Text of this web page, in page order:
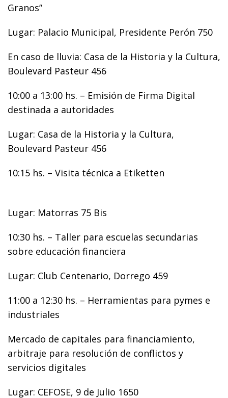
Granos”
Lugar: Palacio Municipal, Presidente Perón 750
En caso de lluvia: Casa de la Historia y la Cultura,
Boulevard Pasteur 456
10:00 a 13:00 hs. – Emisión de Firma Digital
destinada a autoridades
Lugar: Casa de la Historia y la Cultura,
Boulevard Pasteur 456
10:15 hs. – Visita técnica a Etiketten
Lugar: Matorras 75 Bis
10:30 hs. – Taller para escuelas secundarias
sobre educación financiera
Lugar: Club Centenario, Dorrego 459
11:00 a 12:30 hs. – Herramientas para pymes e
industriales
Mercado de capitales para financiamiento,
arbitraje para resolución de conflictos y
servicios digitales
Lugar: CEFOSE, 9 de Julio 1650